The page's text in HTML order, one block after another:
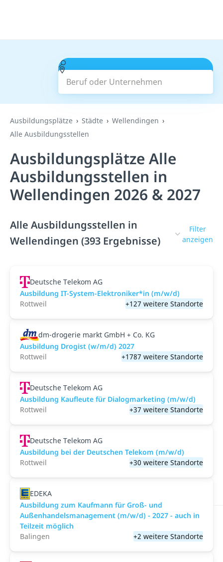
Beruf oder Unternehmen
Suchen
Ausbildungsplätze Städte
Wellendingen
Alle Ausbildungsstellen
Ausbildungsplätze Alle
Ausbildungsstellen in
Wellendingen 2026 & 2027
Alle Ausbildungsstellen in
Wellendingen (393 Ergebnisse)
Filter
anzeigen
Deutsche Telekom AG
Ausbildung IT-System-Elektroniker*in (m/w/d)
Rottweil
+127 weitere Standorte
dm-drogerie markt GmbH + Co. KG
Ausbildung Drogist (w/m/d) 2027
Rottweil
+1787 weitere Standorte
Deutsche Telekom AG
Ausbildung Kaufleute für Dialogmarketing (m/w/d)
Rottweil
+37 weitere Standorte
Deutsche Telekom AG
Ausbildung bei der Deutschen Telekom (m/w/d)
Rottweil
+30 weitere Standorte
EDEKA
Ausbildung zum Kaufmann für Groß- und
Außenhandelsmanagement (m/w/d) - 2027 - auch in
Teilzeit möglich
Balingen
+2 weitere Standorte